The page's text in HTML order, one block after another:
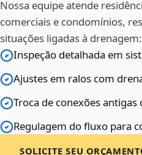
Nossa equipe atende
comerciais e condomínios,
situações ligadas à drenagem:
Inspeção detalhada em
Ajustes em ralos com
Troca de conexões
Regulagem do fluxo para
SOLICITE SEU